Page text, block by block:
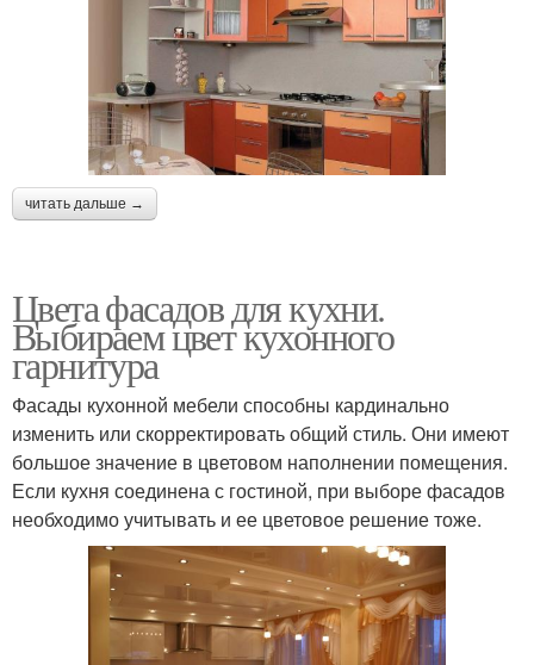
читать дальше →
Цвета фасадов для кухни.
Выбираем цвет кухонного
гарнитура
Фасады кухонной мебели способны кардинально
изменить или скорректировать общий стиль. Они имеют
большое значение в цветовом наполнении помещения.
Если кухня соединена с гостиной, при выборе фасадов
необходимо учитывать и ее цветовое решение тоже.